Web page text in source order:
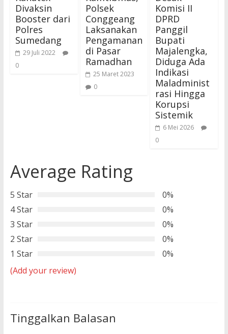
Divaksin
Booster dari
Polres
Sumedang
29 Juli 2022
0
Polsek
Conggeang
Laksanakan
Pengamanan
di Pasar
Ramadhan
25 Maret 2023
0
Komisi II
DPRD
Panggil
Bupati
Majalengka,
Diduga Ada
Indikasi
Maladminist
rasi Hingga
Korupsi
Sistemik
6 Mei 2026
0
Average Rating
5 Star
0%
4 Star
0%
3 Star
0%
2 Star
0%
1 Star
0%
(Add your review)
Tinggalkan Balasan